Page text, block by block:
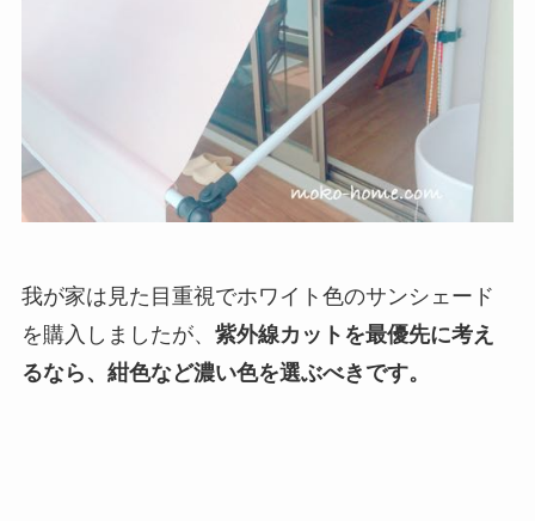
我が家は見た目重視でホワイト色のサンシェード
を購入しましたが、 紫外線カットを最優先に考え
るなら、紺色など濃い色を選ぶべきです。